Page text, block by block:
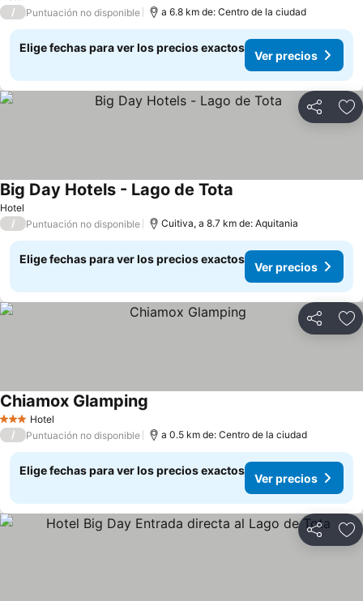
/ Puntuación no disponible a 6.8 km de: Centro de la ciudad
Elige fechas para ver los precios exactos
Ver precios
Compartir
Hotel
Big Day Hotels - Lago de Tota
/ Puntuación no disponible Cuitiva, a 8.7 km de: Aquitania
Elige fechas para ver los precios exactos
Ver precios
Compartir
3 Estrellas
Hotel
Chiamox Glamping
/ Puntuación no disponible a 0.5 km de: Centro de la ciudad
Elige fechas para ver los precios exactos
Ver precios
Compartir